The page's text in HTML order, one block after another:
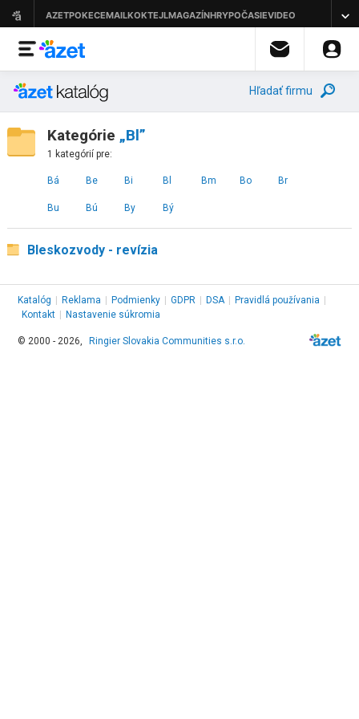
Hľadať firmu
Kategórie „Bl”
1 kategórií pre:
Bá Be Bi Bl Bm Bo Br
Bu Bú By Bý
Bleskozvody - revízia
Katalóg Reklama Podmienky GDPR DSA Pravidlá používania
Kontakt
Nastavenie súkromia
© 2000 - 2026, Ringier Slovakia Communities s.r.o.